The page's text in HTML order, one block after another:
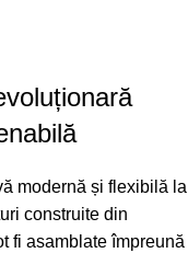
modernă și flexibilă la
construite din
fi asamblate împreună